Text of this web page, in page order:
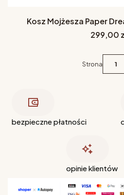
Kosz Mojżesza Paper
Cena
299,00
Strona
bezpieczne płatności
opinie klientów